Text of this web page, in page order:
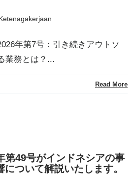
年第7号：引き続きアウトソ
業務とは？...
Read More
第49号がインドネシアの事
ついて解説いたします。